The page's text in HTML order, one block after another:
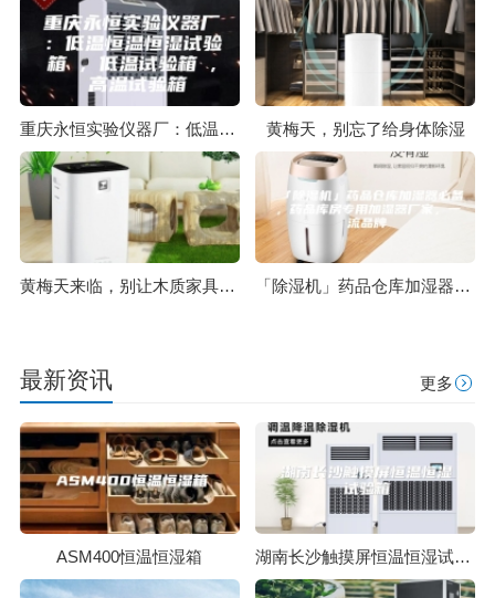
重庆永恒实验仪器厂：低温恒温恒湿试验箱 , 低温试验箱 , 高温试验箱 黄梅天，别忘了给身体除湿
黄梅天来临，别让木质家具受到潮湿危害 「除湿机」药品仓库加湿器必备，药品库房专用加湿器厂家，一流品牌
最新资讯 更多
ASM400恒温恒湿箱 湖南长沙触摸屏恒温恒湿试验箱